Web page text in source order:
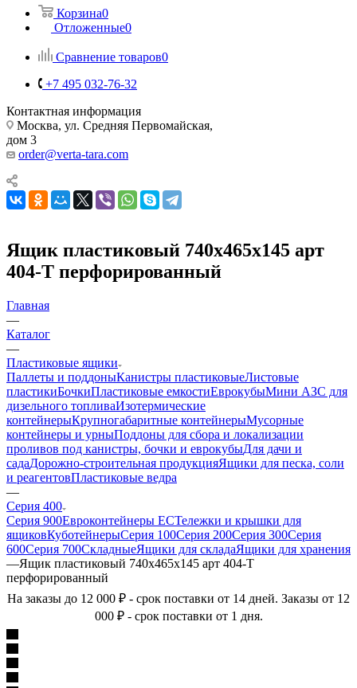
Корзина0
Отложенные0
Сравнение товаров0
+7 495 032-76-32
Контактная информация
Москва, ул. Средняя Первомайская,
дом 3
order@verta-tara.com
Ящик пластиковый 740х465х145 арт
404-Т перфорированный
Главная
—
Каталог
—
Пластиковые ящики
Паллеты и поддоныКанистры пластиковыеЛистовые
пластикиБочкиПластиковые емкостиЕврокубыМини АЗС для
дизельного топливаИзотермические
контейнерыКрупногабаритные контейнерыМусорные
контейнеры и урныПоддоны для сбора и локализации
проливов под канистры, бочки и еврокубыДля дачи и
садаДорожно-строительная продукцияЯщики для песка, соли
и реагентовПластиковые ведра
—
Серия 400
Серия 900Евроконтейнеры ЕСТележки и крышки для
ящиковКуботейнерыСерия 100Серия 200Серия 300Серия
600Серия 700СкладныеЯщики для складаЯщики для хранения
—Ящик пластиковый 740х465х145 арт 404-Т
перфорированный
На заказы до 12 000 ₽ - срок поставки от 14 дней. Заказы от 12
000 ₽ - срок поставки от 1 дня.